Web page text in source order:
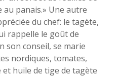
au panais.» Une autre
du chef: le tagète,
rappelle le goût de
son conseil, se marie
nordiques, tomates,
et huile de tige de tagète